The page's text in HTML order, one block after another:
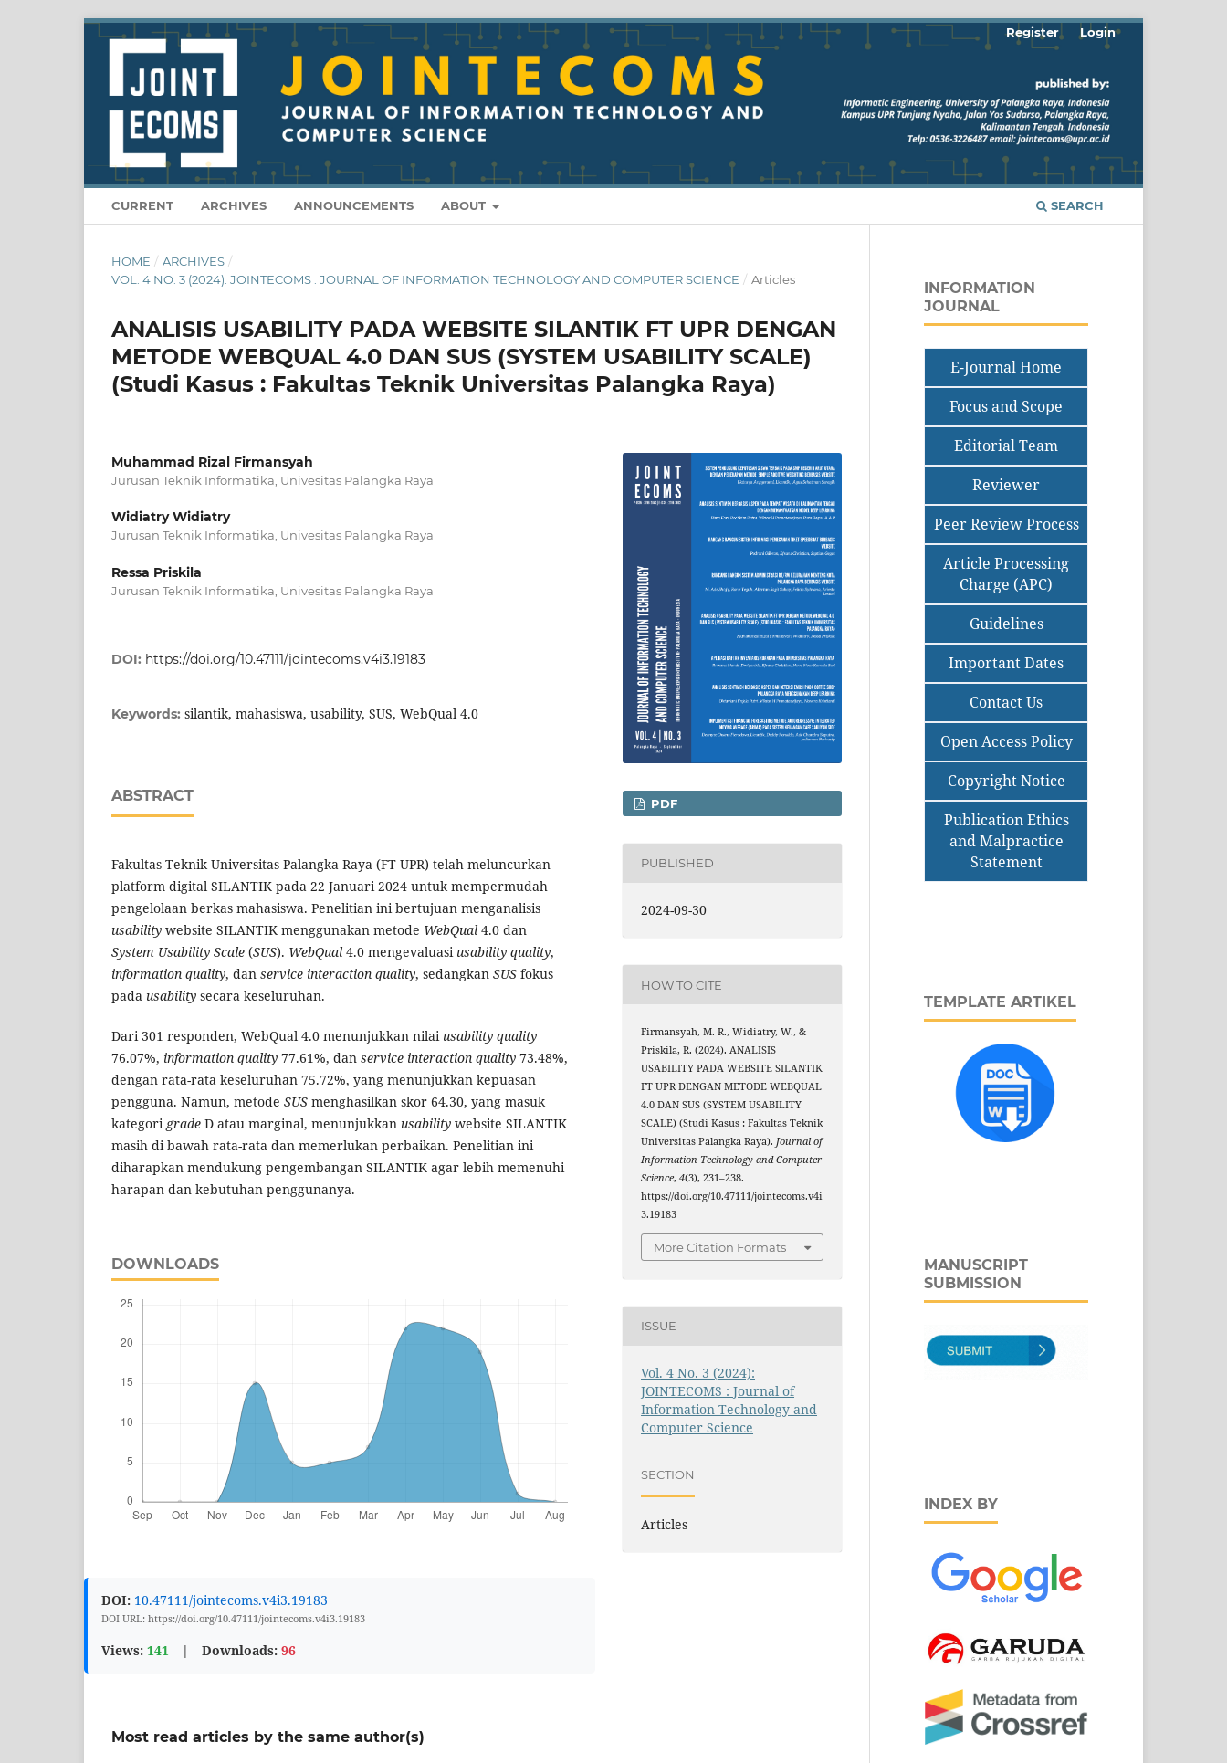
CURRENT ARCHIVES ANNOUNCEMENTS ABOUT SEARCH
Register Login
HOME / ARCHIVES /
VOL. 4 NO. 3 (2024): JOINTECOMS : JOURNAL OF INFORMATION TECHNOLOGY AND COMPUTER SCIENCE / Articles
ANALISIS USABILITY PADA WEBSITE SILANTIK FT UPR DENGAN
METODE WEBQUAL 4.0 DAN SUS (SYSTEM USABILITY SCALE)
(Studi Kasus : Fakultas Teknik Universitas Palangka Raya)
Muhammad Rizal Firmansyah
Jurusan Teknik Informatika, Univesitas Palangka Raya
Widiatry Widiatry
Jurusan Teknik Informatika, Univesitas Palangka Raya
Ressa Priskila
Jurusan Teknik Informatika, Univesitas Palangka Raya
DOI: https://doi.org/10.47111/jointecoms.v4i3.19183
Keywords: silantik, mahasiswa, usability, SUS, WebQual 4.0
ABSTRACT
Fakultas Teknik Universitas Palangka Raya (FT UPR) telah meluncurkan
platform digital SILANTIK pada 22 Januari 2024 untuk mempermudah
pengelolaan berkas mahasiswa. Penelitian ini bertujuan menganalisis
usability website SILANTIK menggunakan metode WebQual 4.0 dan
System Usability Scale (SUS). WebQual 4.0 mengevaluasi usability quality,
information quality, dan service interaction quality, sedangkan SUS fokus
pada usability secara keseluruhan.
Dari 301 responden, WebQual 4.0 menunjukkan nilai usability quality
76.07%, information quality 77.61%, dan service interaction quality 73.48%,
dengan rata-rata keseluruhan 75.72%, yang menunjukkan kepuasan
pengguna. Namun, metode SUS menghasilkan skor 64.30, yang masuk
kategori grade D atau marginal, menunjukkan usability website SILANTIK
masih di bawah rata-rata dan memerlukan perbaikan. Penelitian ini
diharapkan mendukung pengembangan SILANTIK agar lebih memenuhi
harapan dan kebutuhan penggunanya.
DOWNLOADS
DOI: 10.47111/jointecoms.v4i3.19183
DOI URL: https://doi.org/10.47111/jointecoms.v4i3.19183
Views: 141 | Downloads: 96
PDF
PUBLISHED
2024-09-30
HOW TO CITE
Firmansyah, M. R., Widiatry, W., &
Priskila, R. (2024). ANALISIS
USABILITY PADA WEBSITE SILANTIK
FT UPR DENGAN METODE WEBQUAL
4.0 DAN SUS (SYSTEM USABILITY
SCALE) (Studi Kasus : Fakultas Teknik
Universitas Palangka Raya).Journal of
Information Technology and Computer
Science,4(3), 231–238.
https://doi.org/10.47111/jointecoms.v4i
3.19183
More Citation Formats
ISSUE
Vol. 4 No. 3 (2024):
JOINTECOMS : Journal of
Information Technology and
Computer Science
SECTION
Articles
Most read articles by the same author(s)
INFORMATION
JOURNAL
E-Journal Home
Focus and Scope
Editorial Team
Reviewer
Peer Review Process
Article Processing
Charge (APC)
Guidelines
Important Dates
Contact Us
Open Access Policy
Copyright Notice
Publication Ethics
and Malpractice
Statement
TEMPLATE ARTIKEL
MANUSCRIPT
SUBMISSION
INDEX BY